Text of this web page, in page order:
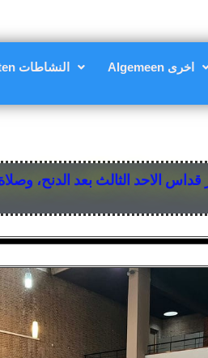
Activiteiten النشاطات Algemeen اخرى
الاحد الثالث بعد الدنح،